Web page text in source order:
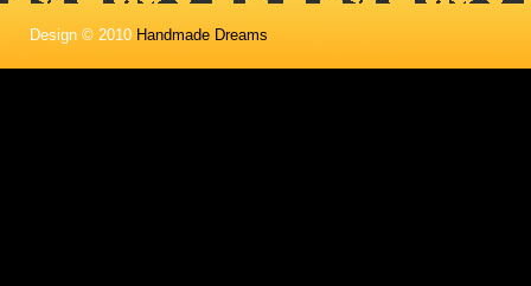
Design © 2010 Handmade Dreams